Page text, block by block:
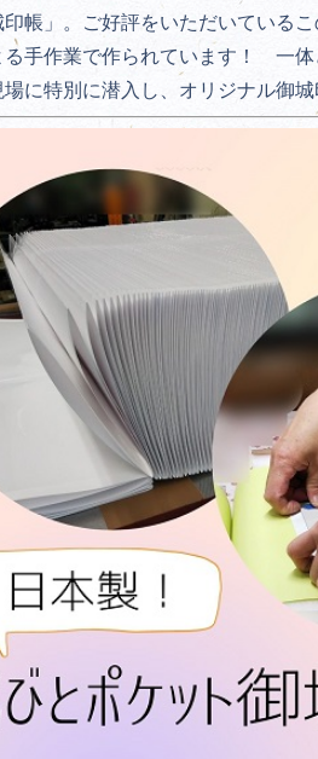
帳」。ご好評をいただいている
る手作業で作られています！ 一
に特別に潜入し、オリジナル御